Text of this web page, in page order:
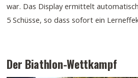
war. Das Display ermittelt
5 Schüsse, so dass sofort ein
Der Biathlon-Wettkampf